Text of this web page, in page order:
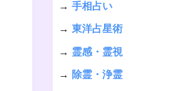
→ 手相占い
→ 東洋占星術
→ 霊感・霊視
→ 除霊・浄霊